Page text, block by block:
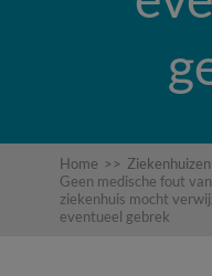
Home >> Ziekenhuizen
Geen medische fout
ziekenhuis mocht
eventueel gebrek